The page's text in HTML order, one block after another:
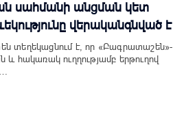
սահմանի անցման կետ
վերականգնված է
տեղեկացնում է, որ «Բագրատաշեն»-
և հակառակ ուղղությամբ երթուղով